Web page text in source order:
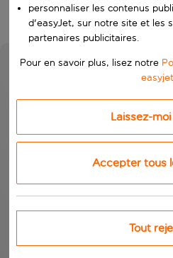
personnaliser les contenus
d'easyJet, sur notre site et les
partenaires publicitaires.
Pour en savoir plus, lisez notre
easyjet
Laissez-
Accepter tous
Tout